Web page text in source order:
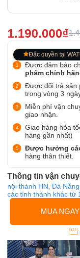
1.190.000₫
Đặc quyền tại
Được đảm bảo
phẩm chính
Được đổi trả sản
trong vòng 3
Miễn phí vận
giao nhận.
Giao hàng hỏa
hàng gần nhất)
Được hưởng
hàng thân thiết.
Thông tin vận
nội thành HN, Đà
các tỉnh thành khác từ
MUA NGAY